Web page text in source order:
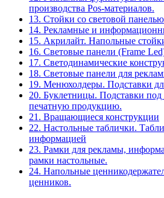
производства Pos-материалов.
13. Стойки со световой панелью
14. Рекламные и
15. Акрилайт. Напольные
16. Световые панели (Frame
17. Светодинамические
18. Световые панели для
19. Менюхолдеры. Подставки
20. Буклетницы. Подставки
печатную продукцию.
21. Вращающиеся конструкции
22. Настольные таблички.
информацией
23. Рамки для рекламы,
рамки настольные.
24. Напольные
ценников.